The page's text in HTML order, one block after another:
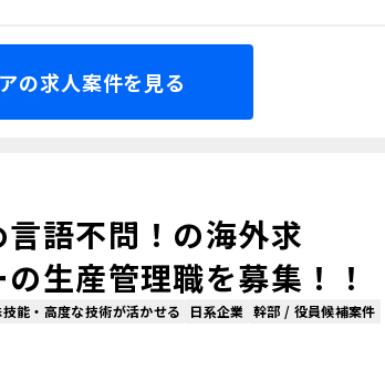
の求人案件を見る
言語不問！の海外求
生産管理職を募集！！
能・高度な技術が活かせる 日系企業 幹部 / 役員候補案件